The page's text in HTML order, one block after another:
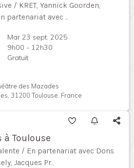
/ KRET, Yannick Goorden,
partenariat avec ...
Mar 23 sept. 2025
9h00 - 12h30
Gratuit
des Mazades
31200 Toulouse, France
à Toulouse
/ En partenariat avec Dons
Jacques Pr...